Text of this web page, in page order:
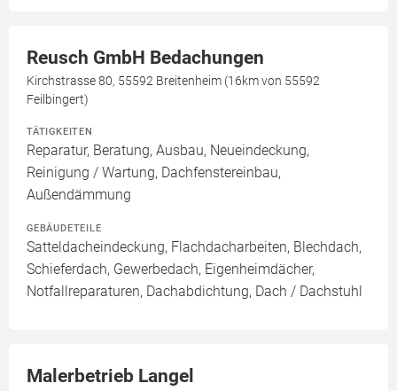
Reusch GmbH Bedachungen
Kirchstrasse 80, 55592 Breitenheim (16km von 55592
Feilbingert)
TÄTIGKEITEN
Reparatur, Beratung, Ausbau, Neueindeckung,
Reinigung / Wartung, Dachfenstereinbau,
Außendämmung
GEBÄUDETEILE
Satteldacheindeckung, Flachdacharbeiten, Blechdach,
Schieferdach, Gewerbedach, Eigenheimdächer,
Notfallreparaturen, Dachabdichtung, Dach / Dachstuhl
Malerbetrieb Langel